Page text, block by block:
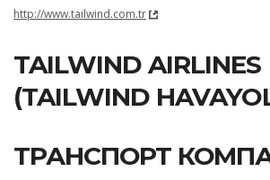
http://www.tailwind.com.tr
TAILWIND AIRLINES
(TAILWIND
ТРАНСПОРТ